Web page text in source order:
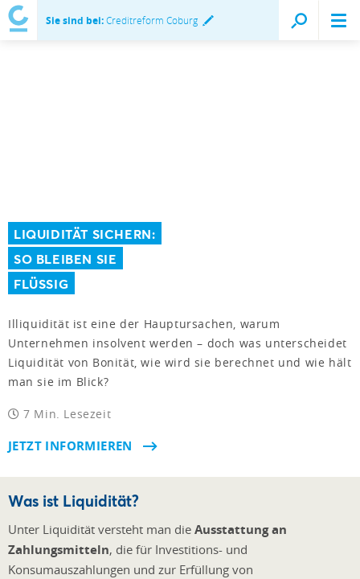
Sie sind bei:Creditreform Coburg
LIQUIDITÄT SICHERN:
SO BLEIBEN SIE
FLÜSSIG
Illiquidität ist eine der Hauptursachen, warum
Unternehmen insolvent werden – doch was unterscheidet
Liquidität von Bonität, wie wird sie berechnet und wie hält
man sie im Blick?
7 Min. Lesezeit
JETZT INFORMIEREN
Was ist Liquidität?
Unter Liquidität versteht man die Ausstattung an
Zahlungsmitteln, die für Investitions- und
Konsumauszahlungen und zur Erfüllung von